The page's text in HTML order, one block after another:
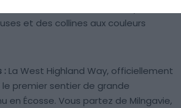
et des collines aux couleurs
: La West Highland Way, officiellement
le premier sentier de grande
en Écosse. Vous partez de Milngavie,